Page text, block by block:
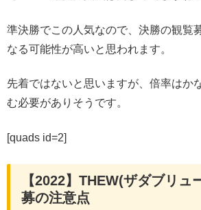
準決勝でこの人気なので、決勝の観覧
なる可能性が高いと思われます。
先着ではないと思いますが、倍率はか
む必要がありそうです。
[quads id=2]
【2022】THEW(ザダブリュ
募の注意点